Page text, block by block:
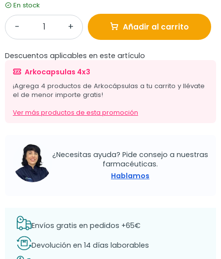
En stock
Añadir al carrito
Descuentos aplicables en este artículo
Arkocapsulas 4x3
¡Agrega 4 productos de Arkocápsulas a tu carrito y llévate
el de menor importe gratis!
Ver más productos de esta promoción
¿Necesitas ayuda? Pide consejo a nuestras
farmacéuticas.
Hablamos
Envíos gratis en pedidos +65€
Devolución en 14 días laborables